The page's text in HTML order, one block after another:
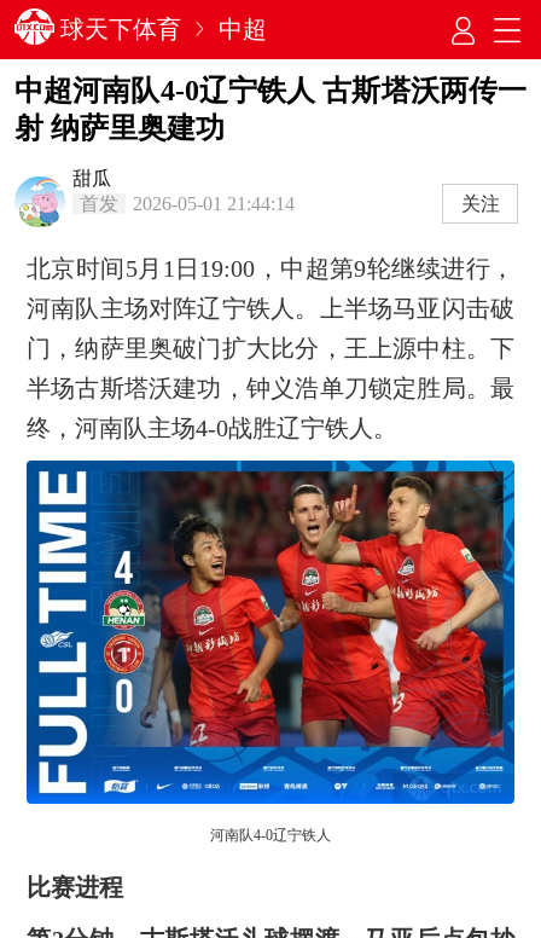
球天下体育 中超
中超河南队4-0辽宁铁人 古斯塔沃两传一
射 纳萨里奥建功
甜瓜
首发
2026-05-01 21:44:14 关注
北京时间5月1日19:00，中超第9轮继续进行，
河南队主场对阵辽宁铁人。上半场马亚闪击破
门，纳萨里奥破门扩大比分，王上源中柱。下
半场古斯塔沃建功，钟义浩单刀锁定胜局。最
终，河南队主场4-0战胜辽宁铁人。
河南队4-0辽宁铁人
比赛进程